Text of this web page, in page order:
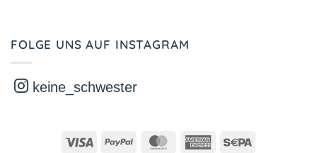
FOLGE UNS AUF INSTAGRAM
keine_schwester
Visa PayPal MasterCardAmerican